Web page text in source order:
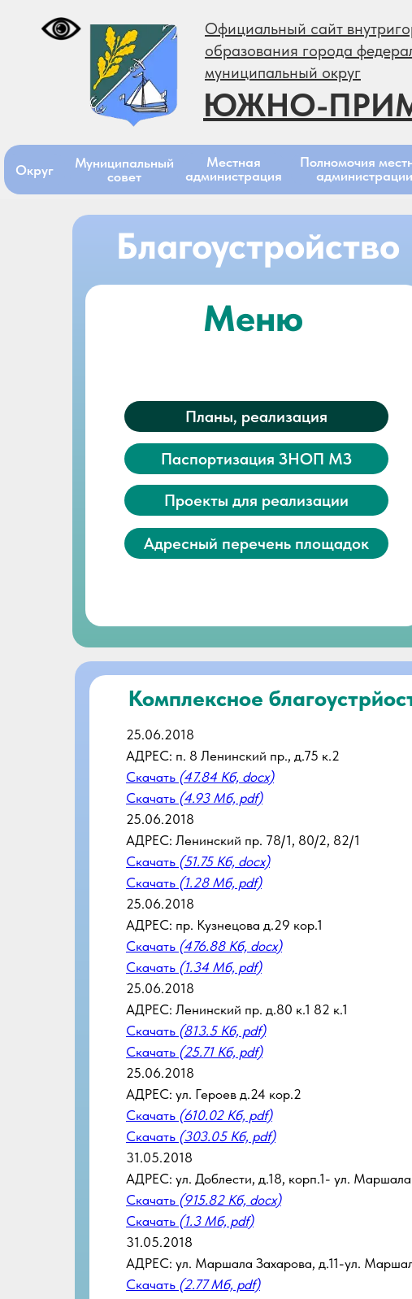
Официальный сайт
образования города
муниципальный округ
ЮЖНО-
Округ
Муниципальный
совет
Местная
администрация
Полномочия
администрации
Меню
Комплексное
Благоустройство
25.06.2018
АДРЕС: п. 8 Ленинский пр., д.75 к.2
Скачать (47.84 Кб, docx)
Скачать (4.93 Мб, pdf)
25.06.2018
АДРЕС: Ленинский пр. 78/1, 80/2, 82/1
Скачать (51.75 Кб, docx)
Скачать (1.28 Мб, pdf)
25.06.2018
АДРЕС: пр. Кузнецова д.29 кор.1
Скачать (476.88 Кб, docx)
Скачать (1.34 Мб, pdf)
25.06.2018
АДРЕС: Ленинский пр. д.80 к.1 82 к.1
Скачать (813.5 Кб, pdf)
Скачать (25.71 Кб, pdf)
25.06.2018
АДРЕС: ул. Героев д.24 кор.2
Скачать (610.02 Кб, pdf)
Скачать (303.05 Кб, pdf)
31.05.2018
АДРЕС: ул. Доблести, д.18, корп.1- ул.
Скачать (915.82 Кб, docx)
Скачать (1.3 Мб, pdf)
31.05.2018
АДРЕС: ул. Маршала Захарова, д.11-ул.
Скачать (2.77 Мб, pdf)
Планы, реализация
Паспортизация ЗНОП МЗ
Проекты для реализации
Адресный перечень площадок